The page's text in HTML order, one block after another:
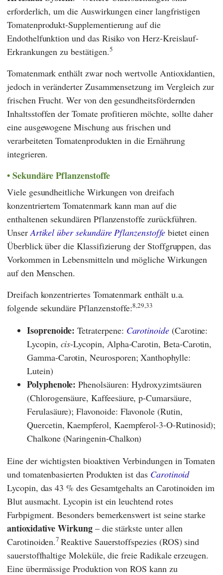
erforderlich, um die Auswirkungen einer langfristigen
Tomatenprodukt-Supplementierung auf die
Endothelfunktion und das Risiko von Herz-Kreislauf-
Erkrankungen zu bestätigen.5
Tomatenmark enthält zwar noch wertvolle Antioxidantien,
jedoch in veränderter Zusammensetzung im Vergleich zur
frischen Frucht. Wer von den gesundheitsfördernden
Inhaltsstoffen der Tomate profitieren möchte, sollte daher
eine ausgewogene Mischung aus frischen und
verarbeiteten Tomatenprodukten in die Ernährung
integrieren.
Sekundäre Pflanzenstoffe
Viele gesundheitliche Wirkungen von dreifach
konzentriertem Tomatenmark kann man auf die
enthaltenen sekundären Pflanzenstoffe zurückführen.
Unser Artikel über sekundäre Pflanzenstoffebietet einen
Überblick über die Klassifizierung der Stoffgruppen, das
Vorkommen in Lebensmitteln und mögliche Wirkungen
auf den Menschen.
Dreifach konzentriertes Tomatenmark enthält u.a.
folgende sekundäre Pflanzenstoffe:8,29,33
Isoprenoide:Tetraterpene: Carotinoide(Carotine:
Lycopin, cis-Lycopin, Alpha-Carotin, Beta-Carotin,
Gamma-Carotin, Neurosporen; Xanthophylle:
Lutein)
Polyphenole:Phenolsäuren: Hydroxyzimtsäuren
(Chlorogensäure, Kaffeesäure, p-Cumarsäure,
Ferulasäure); Flavonoide: Flavonole (Rutin,
Quercetin, Kaempferol, Kaempferol-3-O-Rutinosid);
Chalkone (Naringenin-Chalkon)
Eine der wichtigsten bioaktiven Verbindungen in Tomaten
und tomatenbasierten Produkten ist das Carotinoid
Lycopin, das 43 % des Gesamtgehalts an Carotinoiden im
Blut ausmacht. Lycopin ist ein leuchtend rotes
Farbpigment. Besonders bemerkenswert ist seine starke
antioxidative Wirkung– die stärkste unter allen
Carotinoiden.7Reaktive Sauerstoffspezies (ROS) sind
sauerstoffhaltige Moleküle, die freie Radikale erzeugen.
Eine übermässige Produktion von ROS kann zu